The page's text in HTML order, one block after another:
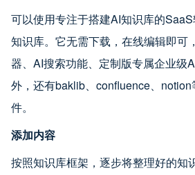
可以使用专注于搭建AI知识库的
知识库。它无需下载，在线编辑即可
器、AI搜索功能、定制版专属企业级
外，还有baklib、confluence、
件。
添加内容
按照知识库框架，逐步将整理好的知